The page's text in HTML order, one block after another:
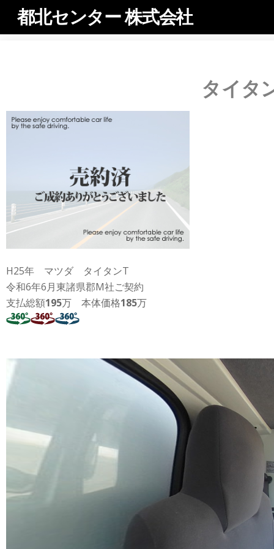
都北センター 株式会社
タイタ
H25年 マツダ タイタンT
令和6年6月東諸県郡M社ご契約
支払総額195万 本体価格185万